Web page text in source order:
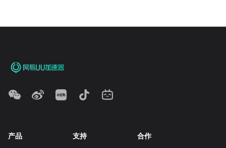
产品 支持 合作